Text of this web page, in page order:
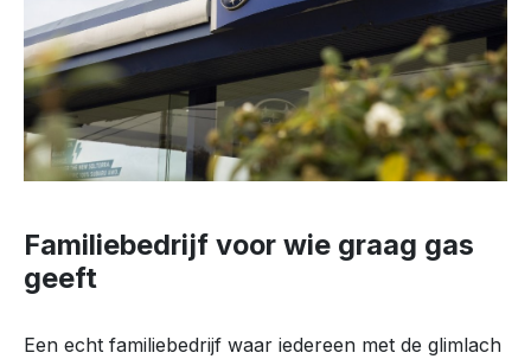
Familiebedrijf voor wie graag gas
geeft
Een echt familiebedrijf waar iedereen met de glimlach